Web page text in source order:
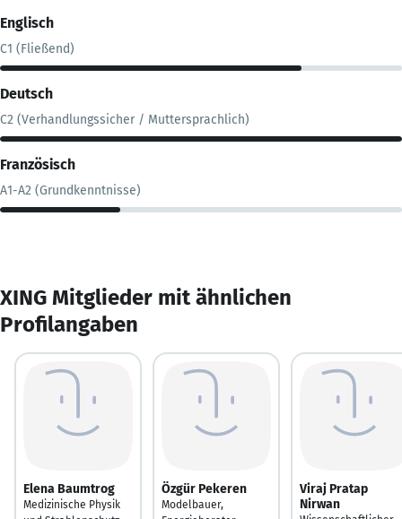
Englisch
C1 (Fließend)
Deutsch
C2 (Verhandlungssicher / Muttersprachlich)
Französisch
A1-A2 (Grundkenntnisse)
XING Mitglieder mit ähnlichen
Profilangaben
Elena Baumtrog
Medizinische Physik
Özgür Pekeren
Modelbauer,
Viraj Pratap
Nirwan